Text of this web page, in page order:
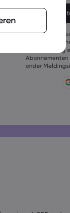
Het
bestaan
Het
bevatten
Het
Het wachtwoord
bevatten
%^&amp;*()_-
Door een
akkoord met
oen marketing
onder